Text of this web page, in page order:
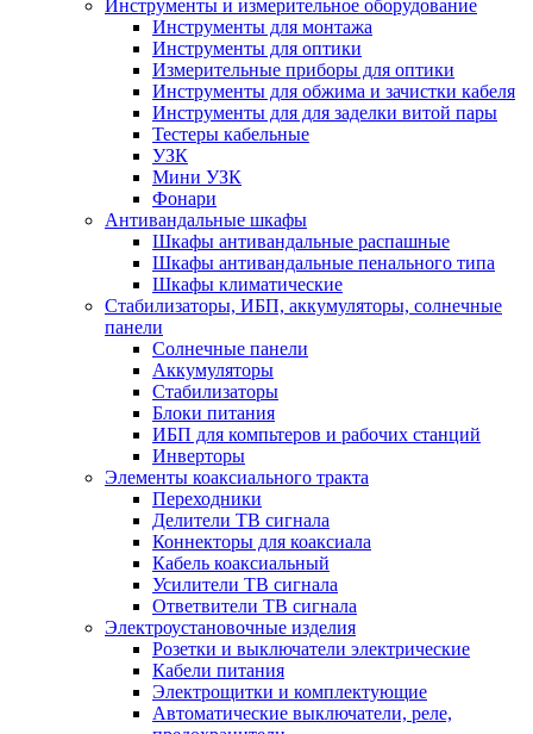
Инструменты и измерительное оборудование
Инструменты для монтажа
Инструменты для оптики
Измерительные приборы для оптики
Инструменты для обжима и зачистки кабеля
Инструменты для для заделки витой пары
Тестеры кабельные
УЗК
Мини УЗК
Фонари
Антивандальные шкафы
Шкафы антивандальные распашные
Шкафы антивандальные пенального типа
Шкафы климатические
Стабилизаторы, ИБП, аккумуляторы, солнечные
панели
Солнечные панели
Аккумуляторы
Стабилизаторы
Блоки питания
ИБП для компьтеров и рабочих станций
Инверторы
Элементы коаксиального тракта
Переходники
Делители ТВ сигнала
Коннекторы для коаксиала
Кабель коаксиальный
Усилители ТВ сигнала
Ответвители ТВ сигнала
Электроустановочные изделия
Розетки и выключатели электрические
Кабели питания
Электрощитки и комплектующие
Автоматические выключатели, реле,